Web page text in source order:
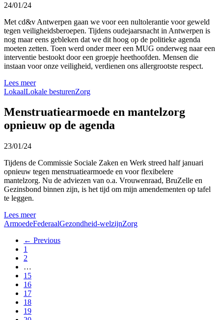
24/01/24
Met cd&v Antwerpen gaan we voor een nultolerantie voor geweld
tegen veiligheidsberoepen. Tijdens oudejaarsnacht in Antwerpen is
nog maar eens gebleken dat we dit hoog op de politieke agenda
moeten zetten. Toen werd onder meer een MUG onderweg naar een
interventie bestookt door een groepje heethoofden. Mensen die
instaan voor onze veiligheid, verdienen ons allergrootste respect.
Lees meer
LokaalLokale besturenZorg
Menstruatiearmoede en mantelzorg
opnieuw op de agenda
23/01/24
Tijdens de Commissie Sociale Zaken en Werk streed half januari
opnieuw tegen menstruatiearmoede en voor flexibelere
mantelzorg. Nu de adviezen van o.a. Vrouwenraad, BruZelle en
Gezinsbond binnen zijn, is het tijd om mijn amendementen op tafel
te leggen.
Lees meer
ArmoedeFederaalGezondheid-welzijnZorg
← Previous
1
2
…
15
16
17
18
19